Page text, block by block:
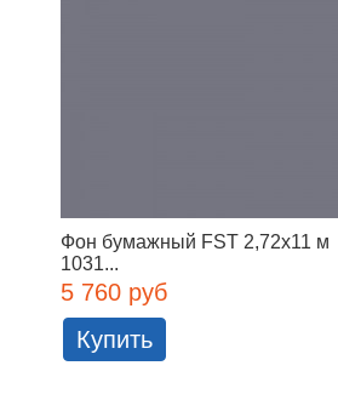
Фон бумажный FST 2,72x11 м
1031...
5 760 руб
Купить